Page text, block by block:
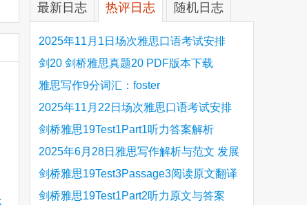
最新日志 热评日志 随机日志
2025年11月1日场次雅思口语考试安排
剑20 剑桥雅思真题20 PDF版本下载
雅思写作9分词汇：foster
2025年11月22日场次雅思口语考试安排
剑桥雅思19Test1Part1听力答案解析
Hinchingbrooke Country Park
2025年6月28日雅思写作解析与范文 发展
旅游业 手把手带你写高分范文
剑桥雅思19Test3Passage3阅读原文翻译
Is the era of artificial speech translation
剑桥雅思19Test1Part2听力原文与答案